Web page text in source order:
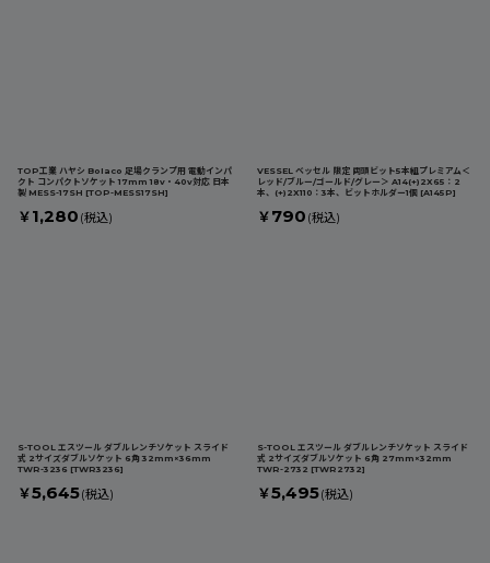
TOP工業 ハヤシ Bolaco 足場クランプ用 電動インパ
クト コンパクトソケット 17mm 18v・40v対応 日本
製 MESS-17SH [TOP-MESS17SH]
￥ 1,280 (税込)
VESSEL ベッセル 限定 両頭ビット5本組プレミアム＜
レッド/ブルー/ゴールド/グレー＞ A14(+)2X65：2
本、(+)2X110：3本、ビットホルダー1個 [A145P]
￥ 790 (税込)
S-TOOL エスツール ダブルレンチソケット スライド
式 2サイズダブルソケット 6角 32mm×36mm
TWR-3236 [TWR3236]
￥5,645(税込)
S-TOOL エスツール ダブルレンチソケット スライド
式 2サイズダブルソケット 6角 27mm×32mm
TWR-2732 [TWR2732]
￥5,495(税込)